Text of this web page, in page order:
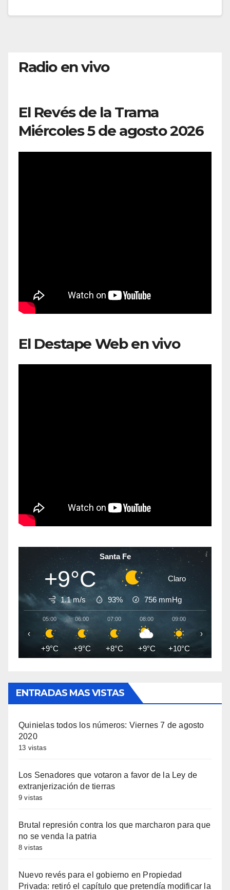
Radio en vivo
El Revés de la Trama
Miércoles 5 de agosto 2026
El Destape Web en vivo
Santa Fe
+9°C Claro
1.1 m/s 93% 756 mmHg
05:00
+9°C
06:00
+9°C
07:00
+8°C
08:00
+9°C
09:00
+10°C +12°C
‹ ›
ENTRADAS MAS VISTAS
Quinielas todos los números: Viernes 7 de agosto
2020
13 vistas
Los Senadores que votaron a favor de la Ley de
extranjerización de tierras
9 vistas
Brutal represión contra los que marcharon para que
no se venda la patria
8 vistas
Nuevo revés para el gobierno en Propiedad
Privada: retiró el capítulo que pretendía modificar la